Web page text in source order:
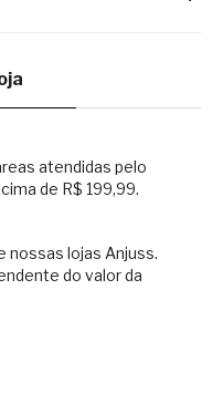
atendidas pelo
de R$ 199,99.
nossas lojas Anjuss.
do valor da